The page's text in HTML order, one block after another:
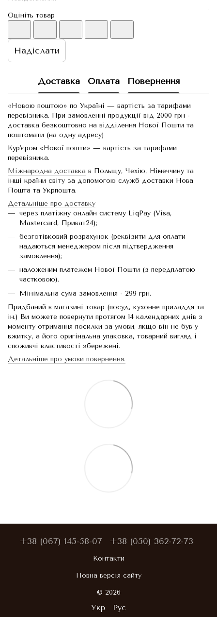
Оцініть товар
Надіслати
Доставка Оплата Повернення
«Новою поштою» по Україні — вартість за тарифами
перевізника. При замовленні продукції від 2000 грн -
доставка безкоштовно на відділення Нової Пошти та
поштомати (на одну адресу)
Кур'єром «Нової пошти» — вартість за тарифами
перевізника.
Міжнародна доставка в Польщу, Чехію, Німеччину та
інші країни світу за допомогою служб доставки Нова
Пошта та Укрпошта.
Детальніше про доставку
через платіжну онлайн систему LiqPay (Visa,
Mastercard, Приват24);
безготівковий розрахунок (реквізити для оплати
надаються менеджером після підтвердження
замовлення);
наложеним платежем Нової Пошти (з передплатою
частковою).
Мінімальна сума замовлення - 299 грн.
Придбаний в магазині товар (посуд, кухонне приладдя та
ін.) Ви можете повернути протягом 14 календарних днів з
моменту отримання посилки за умови, якщо він не був у
вжитку, а його оригінальна упаковка, товарний вигляд і
споживчі властивості збережені.
Детальніше про умови повернення.
+38 (067) 145-58-07 +38 (050) 362-72-73
Контакти
Повна версія сайту
© 2026
Укр Рус